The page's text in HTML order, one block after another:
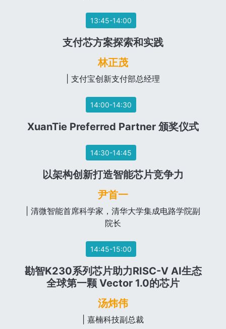
13:45-14:00
支付芯方案探索和实践
林正茂
| 支付宝创新支付部总经理
14:00-14:30
XuanTie Preferred Partner 颁奖仪式
14:30-14:45
以架构创新打造智能芯片竞争力
尹首一
| 清微智能首席科学家，清华大学集成电路学院副
院长
14:45-15:00
勘智K230系列芯片助力RISC-V AI生态
全球第一颗 Vector 1.0的芯片
汤炜伟
| 嘉楠科技副总裁